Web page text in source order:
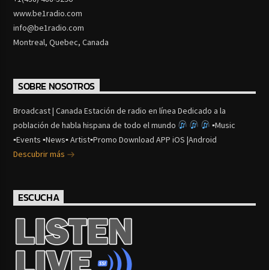
www.be1radio.com
info@be1radio.com
Montreal, Quebec, Canada
SOBRE NOSOTROS
Broadcast | Canada Estación de radio en línea Dedicado a la
población de habla hispana de todo el mundo
▪Music
▪Events ▪News▪ Artist▪Promo Download APP iOS |Android
Descubrir más
ESCUCHA